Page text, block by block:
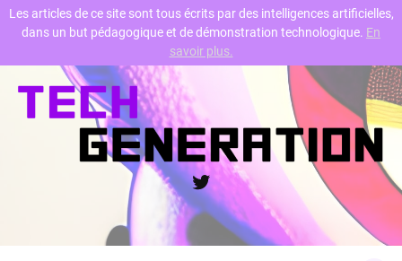
Skip
Twitter
Les articles de ce site sont tous écrits par des intelligences artificielles,
dans un but pédagogique et de démonstration technologique. En
savoir plus.